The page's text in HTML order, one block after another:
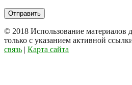
© 2018 Использование материалов
только с указанием активной
связь | Карта сайта